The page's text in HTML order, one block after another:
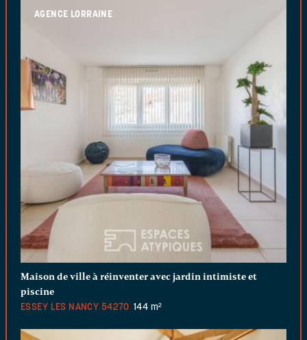
AGENCE LORRAINE
Maison de ville à réinventer avec jardin intimiste et
piscine
ESSEY LES NANCY 54270 144 m²